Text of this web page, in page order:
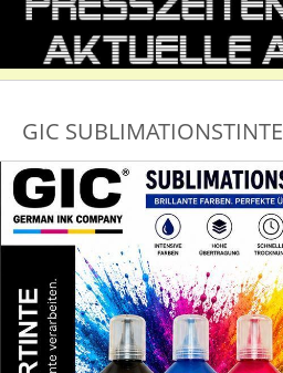
GIC SUBLIMATIONSTINTE